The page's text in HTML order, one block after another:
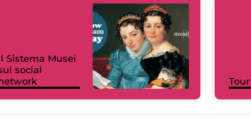
Sistema Musei
social